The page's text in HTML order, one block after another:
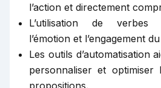
l’action et directement
L’utilisation de verbes
l’émotion et l’engagement
Les outils d’automatisation
personnaliser et optimiser
propositions.